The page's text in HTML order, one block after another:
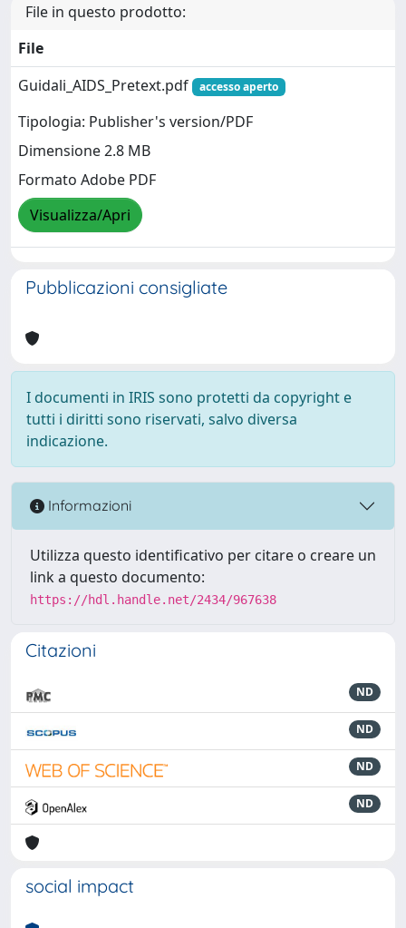
File in questo prodotto:
File
Guidali_AIDS_Pretext.pdf
accesso aperto
Tipologia: Publisher's version/PDF
Dimensione 2.8 MB
Formato Adobe PDF
Visualizza/Apri
Pubblicazioni consigliate
I documenti in IRIS sono protetti da copyright e
tutti i diritti sono riservati, salvo diversa
indicazione.
Informazioni
Utilizza questo identificativo per citare o creare un
link a questo documento:
https://hdl.handle.net/2434/967638
Citazioni
ND
ND
ND
ND
social impact